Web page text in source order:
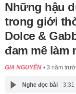
Những hậu
trong giới
Dolce &
đam mê làm
GIA NGUYÊN 3 năm
Nghe đọc bài 3:31